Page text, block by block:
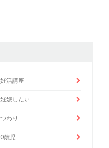
妊活講座
妊娠したい
つわり
0歳児